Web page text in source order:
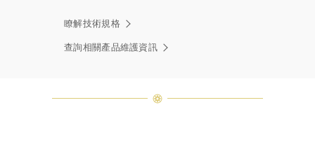
兩顆相同的鑽石。」 海瑞溫斯頓的每
一件高級珠寶作品也是如此：每個寶
石皆與眾不同而採用獨特鑲嵌方式，
瞭解技術規格
查詢相關產品維護資訊